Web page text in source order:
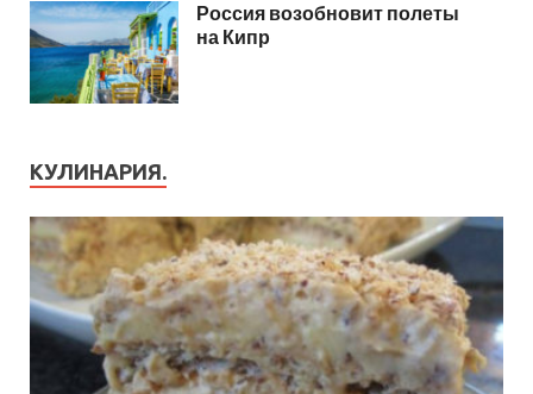
Россия возобновит полеты
на Кипр
КУЛИНАРИЯ.